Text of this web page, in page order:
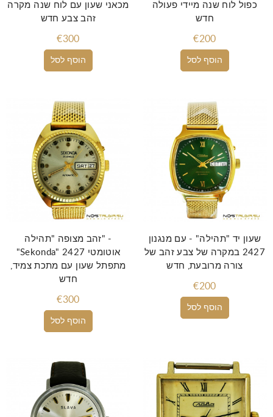
הוסף לסל
מכאני שעון עם לוח שנה מקרה
זהב צבע חדש
€300
הוסף לסל
כפול לוח שנה מיידי פעולה
חדש
€200
הוסף לסל
זהב מצופה "תהילה" -
"Sekonda" 2427 אוטומטי
מתפתל שעון עם מתכת צמיד,
חדש
€300
הוסף לסל
שעון יד "תהילה" - עם מנגנון
2427 במקרה של צבע זהב של
צורה מרובעת, חדש
€200